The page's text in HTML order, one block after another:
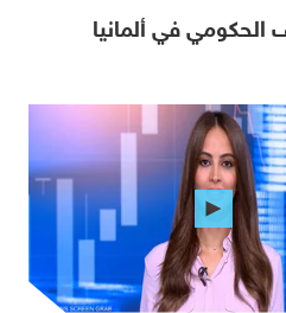
الحكومي في ألمانيا